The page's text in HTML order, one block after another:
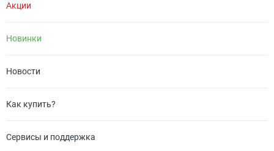
Акции
Новинки
Новости
Как купить?
Сервисы и поддержка